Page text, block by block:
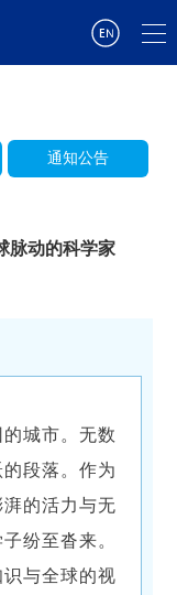
通知公告
脉动的科学家
城市。无数
段落。作为
的活力与无
纷至沓来。
与全球的视